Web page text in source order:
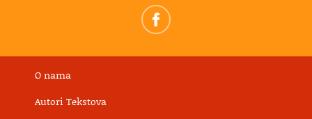
O nama
Autori Tekstova